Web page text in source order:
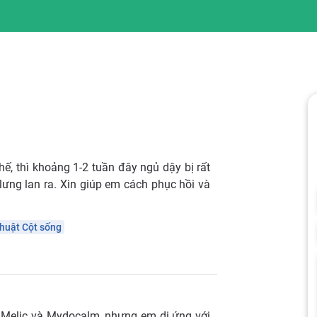
thì khoảng 1-2 tuần đây ngủ dậy bị rất
lan ra. Xin giúp em cách phục hồi và
Cột sống